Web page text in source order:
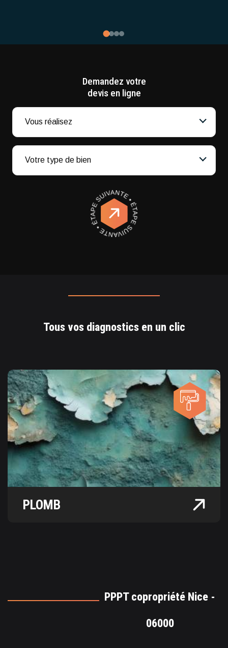
Demandez votre
devis en ligne
Vous réalisez
Votre type de bien
Tous vos diagnostics en un clic
PLOMB
PPPT copropriété Nice -
06000